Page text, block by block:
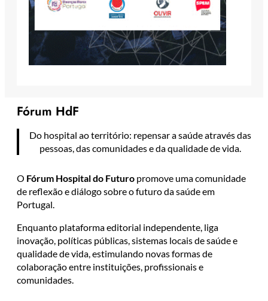
Fórum HdF
Do hospital ao território: repensar a saúde através das
pessoas, das comunidades e da qualidade de vida.
O Fórum Hospital do Futuro promove uma comunidade
de reflexão e diálogo sobre o futuro da saúde em
Portugal.
Enquanto plataforma editorial independente, liga
inovação, políticas públicas, sistemas locais de saúde e
qualidade de vida, estimulando novas formas de
colaboração entre instituições, profissionais e
comunidades.